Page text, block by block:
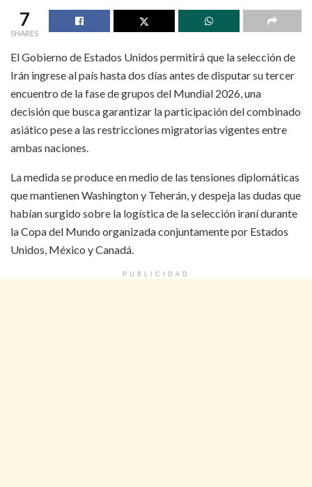
7
SHARES
El Gobierno de Estados Unidos permitirá que la selección de
Irán ingrese al país hasta dos días antes de disputar su tercer
encuentro de la fase de grupos del Mundial 2026, una
decisión que busca garantizar la participación del combinado
asiático pese a las restricciones migratorias vigentes entre
ambas naciones.
La medida se produce en medio de las tensiones diplomáticas
que mantienen Washington y Teherán, y despeja las dudas que
habían surgido sobre la logística de la selección iraní durante
la Copa del Mundo organizada conjuntamente por Estados
Unidos, México y Canadá.
PUBLICIDAD